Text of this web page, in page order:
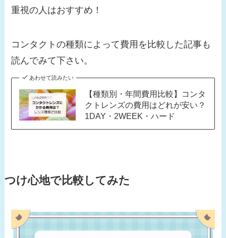
重視の人はおすすめ！
コンタクトの種類によって費用を比較した記事も
読んでみて下さい。
あわせて読みたい
【種類別・年間費用比較】コンタ
クトレンズの費用はどれが安い？
1DAY・2WEEK・ハード
つけ心地で比較してみた